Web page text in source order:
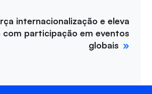
internacionalização e eleva
com participação em eventos
globais